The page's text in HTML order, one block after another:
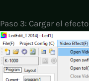
Paso 3: Cargar el efecto